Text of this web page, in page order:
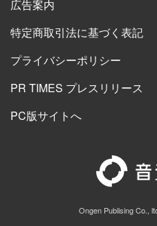
広告案内
特定商取引法に基づく表記
プライバシーポリシー
PR TIMES プレスリリース
PC版サイトへ
Ongen Publising Co.,